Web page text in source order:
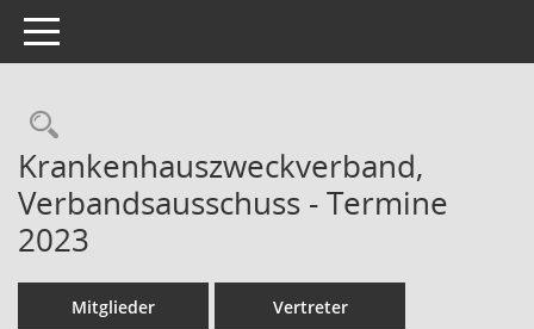
Toggle navigation
Rechercheauswahl
Krankenhauszweckverband,
Verbandsausschuss - Termine
2023
Mitglieder Vertreter